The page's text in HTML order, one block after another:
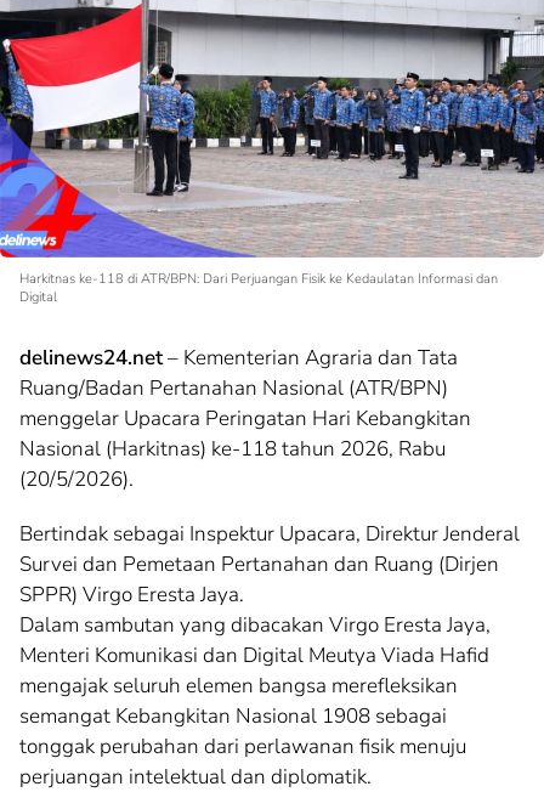
Harkitnas ke-118 di ATR/BPN: Dari Perjuangan Fisik ke Kedaulatan Informasi dan
Digital
delinews24.net– Kementerian Agraria dan Tata
Ruang/Badan Pertanahan Nasional (ATR/BPN)
menggelar Upacara Peringatan Hari Kebangkitan
Nasional (Harkitnas) ke-118 tahun 2026, Rabu
(20/5/2026).
Bertindak sebagai Inspektur Upacara, Direktur Jenderal
Survei dan Pemetaan Pertanahan dan Ruang (Dirjen
SPPR) Virgo Eresta Jaya.
Dalam sambutan yang dibacakan Virgo Eresta Jaya,
Menteri Komunikasi dan Digital Meutya Viada Hafid
mengajak seluruh elemen bangsa merefleksikan
semangat Kebangkitan Nasional 1908 sebagai
tonggak perubahan dari perlawanan fisik menuju
perjuangan intelektual dan diplomatik.